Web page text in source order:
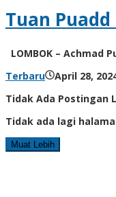
Tuan
LOMBOK – Achmad
Terbaru
April 28,
Tidak Ada Postingan
Tidak ada lagi
Muat Lebih